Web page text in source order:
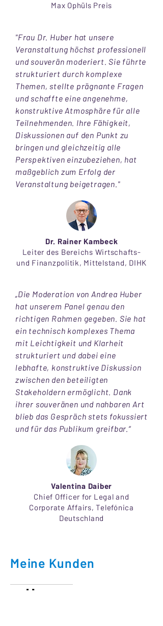
Max Ophüls Preis
"Frau Dr. Huber hat unsere
Veranstaltung höchst professionell
und souverän moderiert. Sie führte
strukturiert durch komplexe
Themen, stellte prägnante Fragen
und schaffte eine angenehme,
konstruktive Atmosphäre für alle
Teilnehmenden. Ihre Fähigkeit,
Diskussionen auf den Punkt zu
bringen und gleichzeitig alle
Perspektiven einzubeziehen, hat
maßgeblich zum Erfolg der
Veranstaltung beigetragen."
Dr. Rainer Kambeck
Leiter des Bereichs Wirtschafts-
und Finanzpolitik, Mittelstand, DIHK
„Die Moderation von Andrea Huber
hat unserem Panel genau den
richtigen Rahmen gegeben. Sie hat
ein technisch komplexes Thema
mit Leichtigkeit und Klarheit
strukturiert und dabei eine
lebhafte, konstruktive Diskussion
zwischen den beteiligten
Stakeholdern ermöglicht. Dank
ihrer souveränen und nahbaren Art
blieb das Gespräch stets fokussiert
und für das Publikum greifbar.“
Valentina Daiber
Chief Officer for Legal and
Corporate Affairs, Telefónica
Deutschland
Meine Kunden